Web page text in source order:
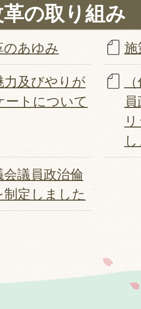
の取り組み
のあゆみ 施
力及びやりが
ートについて
議員政治倫
制定しました